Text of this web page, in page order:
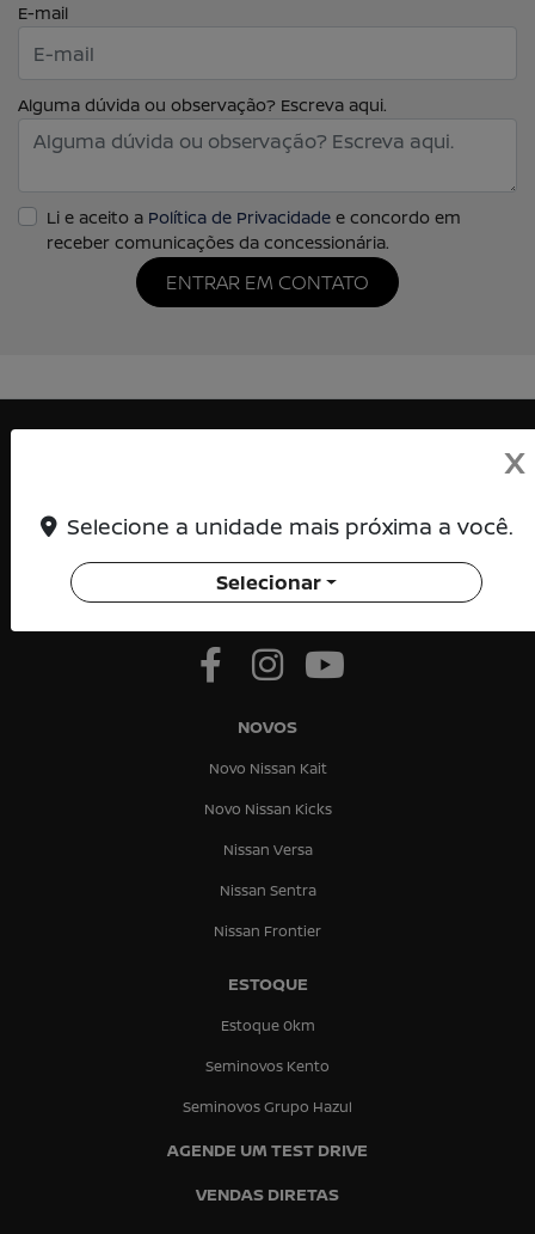
E-mail
Alguma dúvida ou observação? Escreva aqui.
Li e aceito a Política de Privacidade e concordo em
receber comunicações da concessionária.
ENTRAR EM CONTATO
KENTO DISTRIBUIDORA DE VEICULOS LTDA
CNPJ: 15.139.569/0001-00
NOVOS
Novo Nissan Kait
Novo Nissan Kicks
Nissan Versa
Nissan Sentra
Nissan Frontier
ESTOQUE
Estoque 0km
Seminovos Kento
Seminovos Grupo Hazul
AGENDE UM TEST DRIVE
VENDAS DIRETAS
X
Selecione a unidade mais próxima a você.
Selecionar